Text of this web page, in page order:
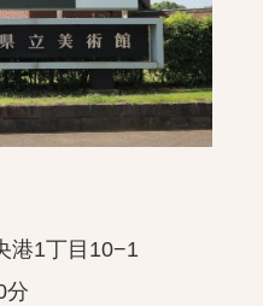
港1丁目10−1
分